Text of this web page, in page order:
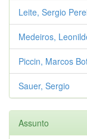
Leite, Sergio
Medeiros,
Piccin, Marcos
Sauer, Sergio
Assunto